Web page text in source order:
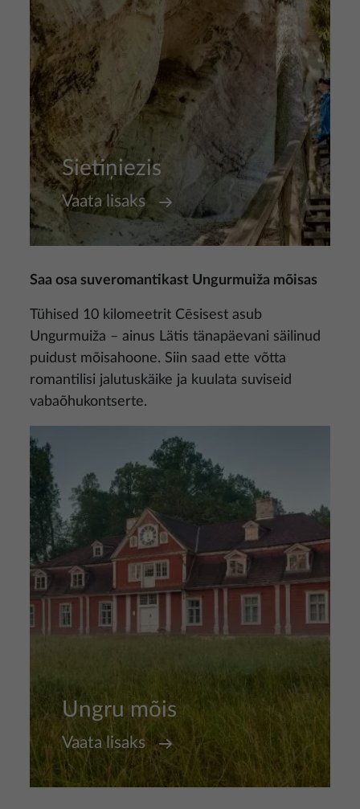
Sietiņiezis
Vaata lisaks
Saa osa suveromantikast Ungurmuiža mõisas
Tühised 10 kilomeetrit Cēsisest asub
Ungurmuiža – ainus Lätis tänapäevani säilinud
puidust mõisahoone. Siin saad ette võtta
romantilisi jalutuskäike ja kuulata suviseid
vabaõhukontserte.
Ungru mõis
Pilt
Vaata lisaks